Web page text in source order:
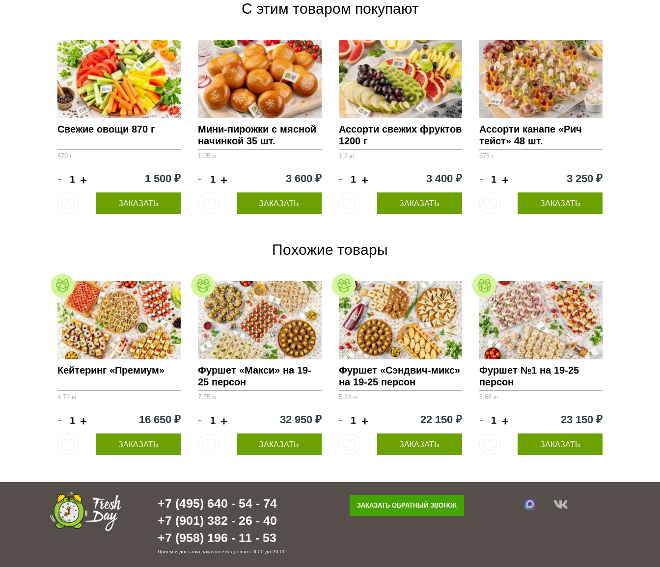
С этим товаром покупают
Свежие овощи 870 г
870 г
- + 1 500 ₽
ЗАКАЗАТЬ
Мини-пирожки с мясной
начинкой 35 шт.
1,05 кг
- + 3 600 ₽
ЗАКАЗАТЬ
Ассорти свежих фруктов
1200 г
1,2 кг
- + 3 400 ₽
ЗАКАЗАТЬ
Ассорти канапе «Рич
тейст» 48 шт.
675 г
- + 3 250 ₽
ЗАКАЗАТЬ
Похожие товары
Кейтеринг «Премиум»
4,72 кг
- + 16 650 ₽
ЗАКАЗАТЬ
Фуршет «Макси» на 19-
25 персон
7,75 кг
- + 32 950 ₽
ЗАКАЗАТЬ
Фуршет «Сэндвич-микс»
на 19-25 персон
5,24 кг
- + 22 150 ₽
ЗАКАЗАТЬ
Фуршет №1 на 19-25
персон
6,68 кг
- + 23 150 ₽
ЗАКАЗАТЬ
+7 (495) 640 - 54 - 74
+7 (901) 382 - 26 - 40
+7 (958) 196 - 11 - 53
Прием и доставка заказов ежедневно с 8:00 до 20:00
ЗАКАЗАТЬ ОБРАТНЫЙ ЗВОНОК